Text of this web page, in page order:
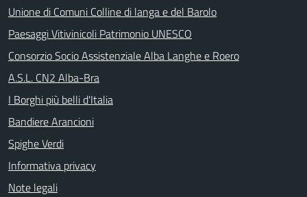
Unione di Comuni Colline di langa e del Barolo
Paesaggi Vitivinicoli Patrimonio UNESCO
Consorzio Socio Assistenziale Alba Langhe e Roero
A.S.L. CN2 Alba-Bra
I Borghi più belli d'Italia
Bandiere Arancioni
Spighe Verdi
Informativa privacy
Note legali